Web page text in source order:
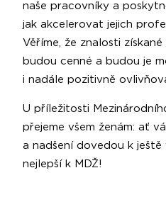
naše pracovníky a
jak akcelerovat jejich
Věříme, že znalosti
budou cenné a budou je
i nadále pozitivně
U příležitosti
přejeme všem ženám: ať
a nadšení dovedou k ještě
nejlepší k MDŽ!